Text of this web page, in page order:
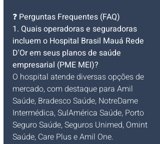
❓ Perguntas Frequentes (FAQ)
1. Quais operadoras e seguradoras
incluem o Hospital Brasil Mauá Rede
D'Or em seus planos de saúde
empresarial (PME MEI)?
O hospital atende diversas opções de
mercado, com destaque para Amil
Saúde, Bradesco Saúde, NotreDame
Intermédica, SulAmérica Saúde, Porto
Seguro Saúde, Seguros Unimed, Omint
Saúde, Care Plus e Amil One.